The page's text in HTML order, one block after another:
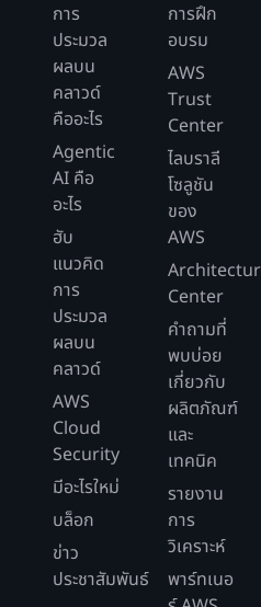
การ
ประมวล
ผลบน
คลาวด์
คืออะไร
Agentic
AI คือ
อะไร
ฮับ
แนวคิด
การ
ประมวล
ผลบน
คลาวด์
AWS
Cloud
Security
มีอะไรใหม่
บล็อก
ข่าว
ประชาสัมพันธ์
การฝึก
อบรม
AWS
Trust
Center
ไลบราลี
โซลูชัน
ของ
AWS
Center
คำถามที่
พบบ่อย
เกี่ยวกับ
ผลิตภัณฑ์
และ
เทคนิค
รายงาน
การ
วิเคราะห์
พาร์ทเนอ